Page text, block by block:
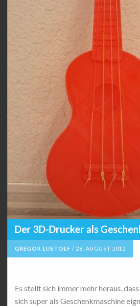
Der 3D-Drucker als
GREGOR LUETOLF / 28. AUGUST 2012
Es stellt sich immer mehr heraus,
sich super als Geschenkmaschine